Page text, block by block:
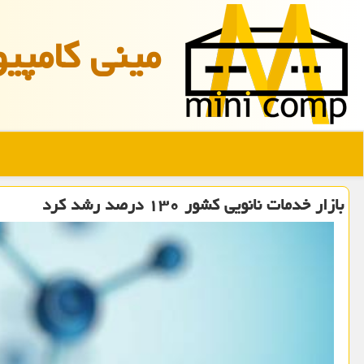
مینی
بازار خدمات نانویی کشور ۱۳۰ درصد رشد کرد